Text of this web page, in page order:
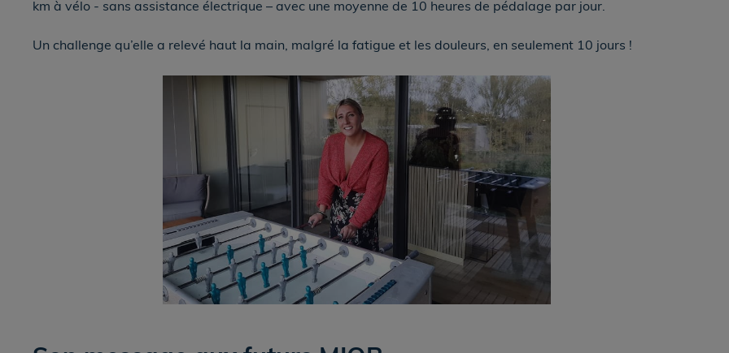
km à vélo - sans assistance électrique – avec une moyenne de 10 heures de pédalage par jour.
Un challenge qu’elle a relevé haut la main, malgré la fatigue et les douleurs, en seulement 10 jours !